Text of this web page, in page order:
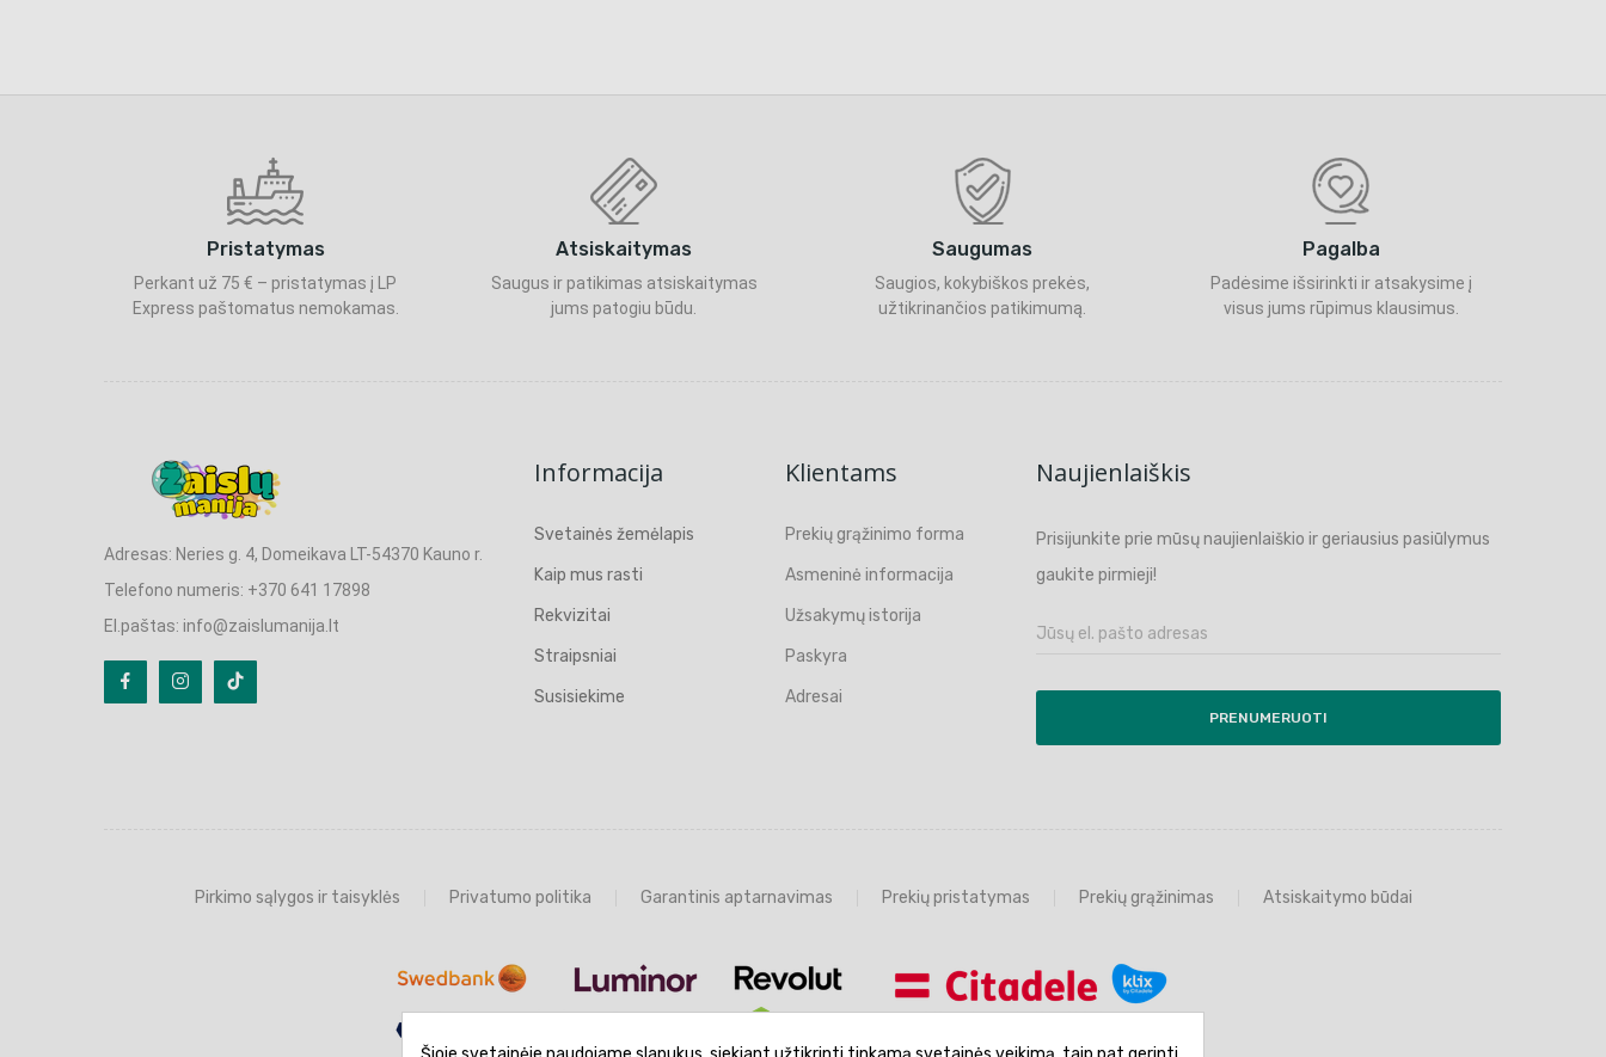
Pristatymas
Perkant už 75 € – pristatymas į LP
Express paštomatus nemokamas.
Atsiskaitymas
Saugus ir patikimas atsiskaitymas
jums patogiu būdu.
Saugumas
Saugios, kokybiškos prekės,
užtikrinančios patikimumą.
Pagalba
Padėsime išsirinkti ir atsakysime į
visus jums rūpimus klausimus.
Adresas: Neries g. 4, Domeikava LT-54370 Kauno r.
Telefono numeris: +370 641 17898
El.paštas: info@zaislumanija.lt
Informacija
Svetainės žemėlapis
Kaip mus rasti
Rekvizitai
Straipsniai
Susisiekime
Klientams
Prekių grąžinimo forma
Asmeninė informacija
Užsakymų istorija
Paskyra
Adresai
Naujienlaiškis
Prisijunkite prie mūsų naujienlaiškio ir geriausius pasiūlymus
gaukite pirmieji!
PRENUMERUOTI
Pirkimo sąlygos ir taisyklės Privatumo politika Garantinis aptarnavimas Prekių pristatymas Prekių grąžinimas Atsiskaitymo būdai